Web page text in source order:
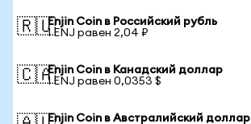
🇷🇺Enjin Coin в Российский рубль
1 ENJ равен 2,04 ₽
🇨🇦Enjin Coin в Канадский доллар
1 ENJ равен 0,0353 $
Enjin Coin в Австралийский доллар